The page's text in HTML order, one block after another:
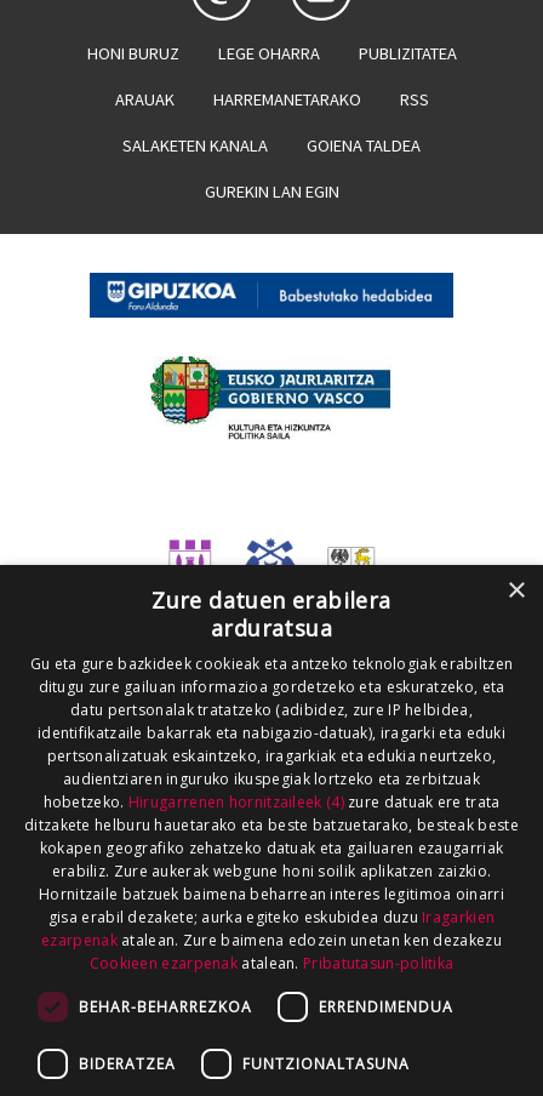
HONI BURUZ LEGE OHARRA PUBLIZITATEA
ARAUAK HARREMANETARAKO RSS
SALAKETEN KANALA GOIENA TALDEA
GUREKIN LAN EGIN
×
Zure datuen erabilera
arduratsua
Gu eta gure bazkideek cookieak eta antzeko teknologiak erabiltzen
ditugu zure gailuan informazioa gordetzeko eta eskuratzeko, eta
datu pertsonalak tratatzeko (adibidez, zure IP helbidea,
identifikatzaile bakarrak eta nabigazio-datuak), iragarki eta eduki
pertsonalizatuak eskaintzeko, iragarkiak eta edukia neurtzeko,
audientziaren inguruko ikuspegiak lortzeko eta zerbitzuak
hobetzeko. Hirugarrenen hornitzaileek (4)zure datuak ere trata
ditzakete helburu hauetarako eta beste batzuetarako, besteak beste
kokapen geografiko zehatzeko datuak eta gailuaren ezaugarriak
erabiliz. Zure aukerak webgune honi soilik aplikatzen zaizkio.
Hornitzaile batzuek baimena beharrean interes legitimoa oinarri
gisa erabil dezakete; aurka egiteko eskubidea duzu Iragarkien
ezarpenakatalean. Zure baimena edozein unetan ken dezakezu
Cookieen ezarpenak atalean. Pribatutasun-politika
BEHAR-BEHARREZKOA ERRENDIMENDUA
BIDERATZEA FUNTZIONALTASUNA